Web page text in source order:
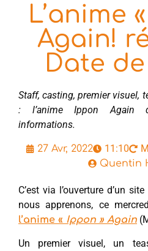
L’anime
Again!
Date
Staff, casting, premier visuel,
: l’anime Ippon Again
informations.
27 Avr, 2022 11:10
Quentin
C’est via l’ouverture d’un
nous apprenons, ce
l’anime « Ippon » Again
Un premier visuel, un